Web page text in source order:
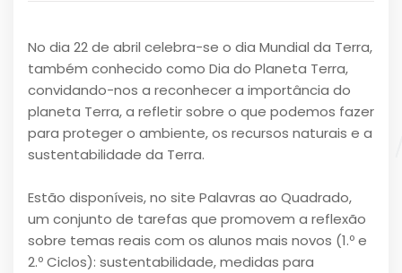
No dia 22 de abril celebra-se o dia Mundial da Terra,
também conhecido como Dia do Planeta Terra,
convidando-nos a reconhecer a importância do
planeta Terra, a refletir sobre o que podemos fazer
para proteger o ambiente, os recursos naturais e a
sustentabilidade da Terra.
Estão disponíveis, no site Palavras ao Quadrado,
um conjunto de tarefas que promovem a reflexão
sobre temas reais com os alunos mais novos (1.º e
2.º Ciclos): sustentabilidade, medidas para